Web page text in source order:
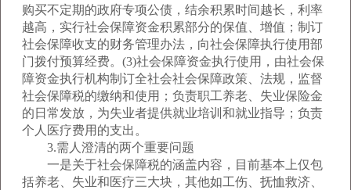
购买不定期的政府专项公债，结余积累时间越长，利率
越高，实行社会保障资金积累部分的保值、增值；制订
社会保障收支的财务管理办法，向社会保障执行使用部
门拨付预算经费。(3)社会保障资金执行使用，由社会保
障资金执行机构制订全社会社会保障政策、法规，监督
社会保障税的缴纳和使用；负责职工养老、失业保险金
的日常发放，为失业者提供就业培训和就业指导；负责
个人医疗费用的支出。
3.需人澄清的两个重要问题
一是关于社会保障税的涵盖内容，目前基本上仅包
括养老、失业和医疗三大块，其他如工伤、抚恤救济、